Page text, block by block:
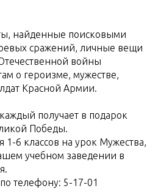
найденные поисковыми
сражений, личные вещи
войны
о героизме, мужестве,
Красной Армии.
получает в подарок
Победы.
6 классов на урок Мужества,
учебном заведении в
телефону: 5-17-01